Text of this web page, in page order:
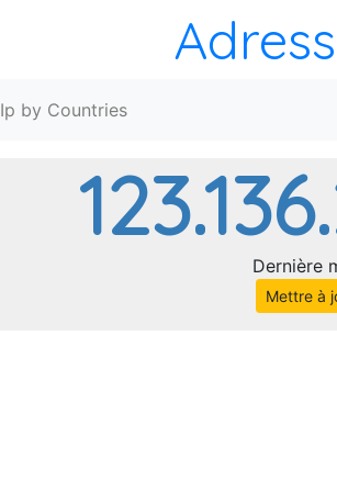
Ip by Countries
Dernière
Mettre à